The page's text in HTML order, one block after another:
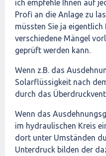
ich empfehle Ihnen auf
Profi an die Anlage zu
müssten Sie ja
verschiedene Mängel
geprüft werden kann.
Wenn z.B. das
Solarflüssigkeit nach
durch das
Wenn das
im hydraulischen Kreis
dort unter Umständen
Unterdruck bilden der